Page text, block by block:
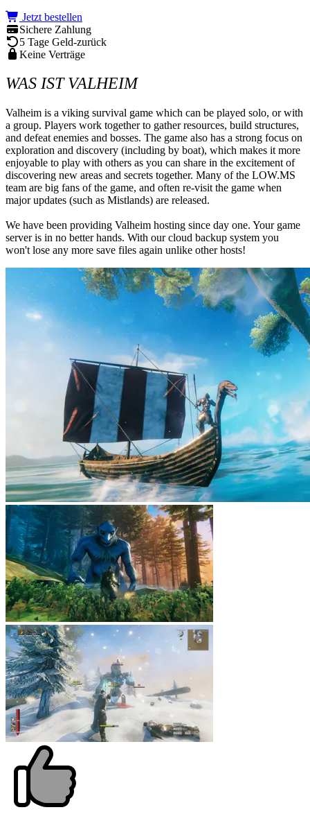
Jetzt bestellen
Sichere Zahlung
5 Tage Geld-zurück
Keine Verträge
WAS IST VALHEIM
Valheim is a viking survival game which can be played solo, or with
a group. Players work together to gather resources, build structures,
and defeat enemies and bosses. The game also has a strong focus on
exploration and discovery (including by boat), which makes it more
enjoyable to play with others as you can share in the excitement of
discovering new areas and secrets together. Many of the LOW.MS
team are big fans of the game, and often re-visit the game when
major updates (such as Mistlands) are released.
We have been providing Valheim hosting since day one. Your game
server is in no better hands. With our cloud backup system you
won't lose any more save files again unlike other hosts!